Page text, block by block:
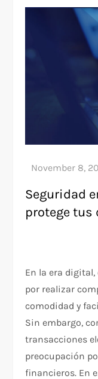
Seguridad
protege
En la era
por realizar
comodidad y
Sin embargo,
transacciones
preocupación
financieros. En